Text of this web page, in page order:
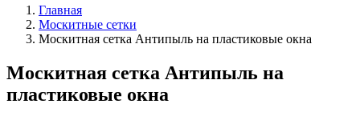
Главная
Москитные сетки
Москитная сетка Антипыль на пластиковые окна
Москитная сетка Антипыль на
пластиковые окна